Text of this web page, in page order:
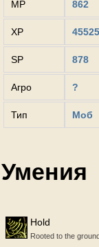
MP 862
XP
SP 878
Агро ?
Тип Моб
Умения
Hold
Rooted to the